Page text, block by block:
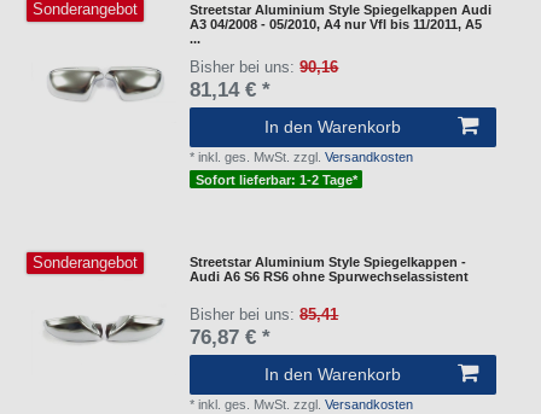
Sonderangebot
Streetstar Aluminium Style Spiegelkappen Audi
A3 04/2008 - 05/2010, A4 nur Vfl bis 11/2011, A5
...
Bisher bei uns:90,16
81,14 € *
In den Warenkorb
*inkl. ges. MwSt. zzgl.Versandkosten
Sofort lieferbar: 1-2 Tage*
Sonderangebot
Streetstar Aluminium Style Spiegelkappen -
Audi A6 S6 RS6 ohne Spurwechselassistent
Bisher bei uns:85,41
76,87 € *
In den Warenkorb
*inkl. ges. MwSt. zzgl.Versandkosten